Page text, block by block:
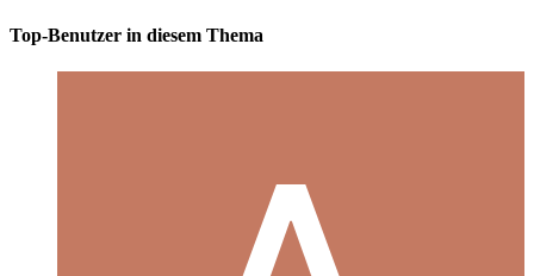
Top-Benutzer in diesem Thema